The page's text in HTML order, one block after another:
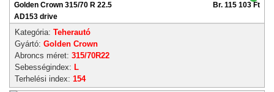
Golden Crown 315/70 R 22.5
AD153 drive
Br. 115 103 Ft
Kategória: Teherautó
Gyártó: Golden Crown
Abroncs méret: 315/70R22
Sebességindex: L
Terhelési index: 154